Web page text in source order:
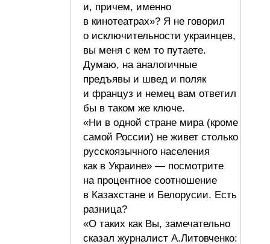
и, причем, именно
в кинотеатрах»? Я не говорил
о исключительности украинцев,
вы меня с кем то путаете.
Думаю, на аналогичные
предъявы и швед и поляк
и француз и немец вам ответил
бы в таком же ключе.
«Ни в одной стране мира (кроме
самой России) не живет столько
русскоязычного населения
как в Украине» — посмотрите
на процентное соотношение
в Казахстане и Белорусии. Есть
разница?
«О таких как Вы, замечательно
сказал журналист А.Литовченко: